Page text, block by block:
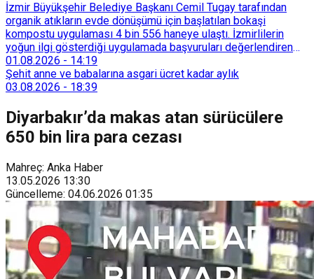
İzmir Büyükşehir Belediye Başkanı Cemil Tugay tarafından
organik atıkların evde dönüşümü için başlatılan bokaşi
kompostu uygulaması 4 bin 556 haneye ulaştı. İzmirlilerin
yoğun ilgi gösterdiği uygulamada başvuruları değerlendiren
Tarımsal Hizmetler Dairesi Başkanlığı, farklı ilçelerde toplam
128 bokaşi kompost eğitimi düzenleyerek İzmirlileri
sürdürülebilir atık yönetimi sistemine dahil etti.
01.08.2026 - 14:19
Şehit anne ve babalarına asgari ücret kadar aylık
03.08.2026 - 18:39
Diyarbakır’da makas atan sürücülere
650 bin lira para cezası
Mahreç: Anka Haber
13.05.2026 13:30
Güncelleme: 04.06.2026 01:35